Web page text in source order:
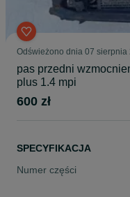
Odświeżono dnia 07 sierpnia
pas przedni
plus 1.4 mpi
600 zł
SPECYFIKACJA
Numer części